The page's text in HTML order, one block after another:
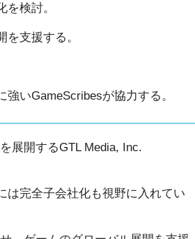
検討。
支援する。
いGameScribesが協力する。
展開するGTL Media, Inc.
は完全子会社化も視野に入れてい